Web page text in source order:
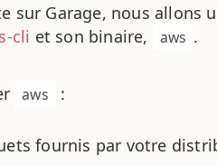
sur Garage, nous allons
cli et son binaire, aws .
aws :
fournis par votre